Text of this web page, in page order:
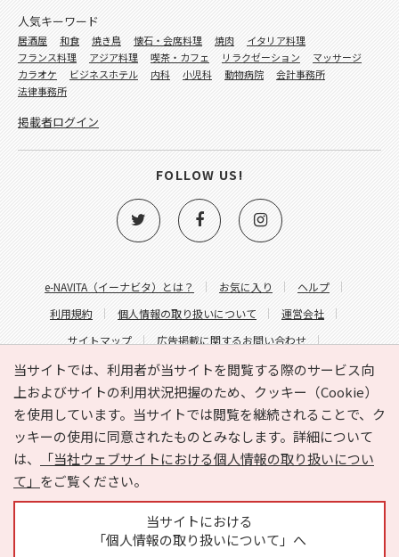
当サイトでは、利用者が当サイトを閲覧する際のサービス向
上およびサイトの利用状況把握のため、クッキー（Cookie）
を使用しています。当サイトでは閲覧を継続されることで、ク
ッキーの使用に同意されたものとみなします。詳細について
は、
「当社ウェブサイトにおける個人情報の取り扱いについ
て」 をご覧ください。
当サイトにおける
「個人情報の取り扱いについて」へ
e-NAVITA（イーナビタ）とは？ お気に入り
ヘルプ
利用規約
個人情報の取り扱いについて
運営会社
サイトマップ
広告掲載に関するお問い合わせ
サイトの内容に関するお問い合わせ
人気キーワード
居酒屋 和食 焼き鳥 懐石・会席料理 焼肉
イタリア料理
フランス料理
アジア料理 喫茶・カフェ リラクゼーション
マッサージ
カラオケ
ビジネスホテル 内科 小児科 動物病院
会計事務所
法律事務所
掲載者ログイン
FOLLOW US!
Copyright © HYOJITO.Co.,Ltd. All Rights Reserved.